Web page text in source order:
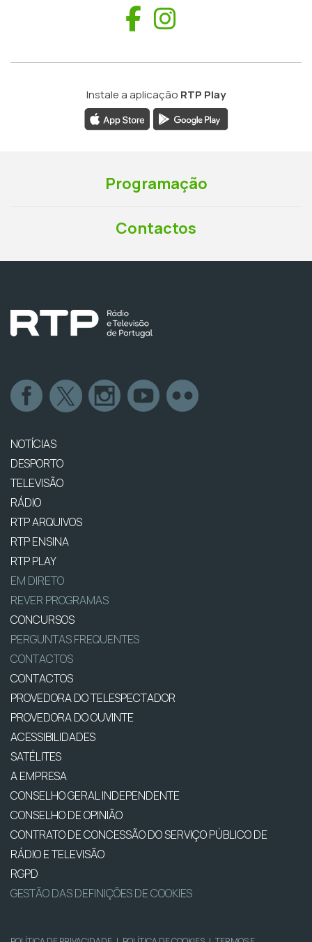
Facebook
Instale a aplicação RTP Play
Programação
Contactos
NOTÍCIAS
DESPORTO
TELEVISÃO
RÁDIO
RTP ARQUIVOS
RTP ENSINA
RTP PLAY
EM DIRETO
REVER PROGRAMAS
CONCURSOS
PERGUNTAS FREQUENTES
CONTACTOS
CONTACTOS
PROVEDORA DO TELESPECTADOR
PROVEDORA DO OUVINTE
ACESSIBILIDADES
SATÉLITES
A EMPRESA
CONSELHO GERAL INDEPENDENTE
CONSELHO DE OPINIÃO
CONTRATO DE CONCESSÃO DO SERVIÇO PÚBLICO DE
RÁDIO E TELEVISÃO
RGPD
GESTÃO DAS DEFINIÇÕES DE COOKIES